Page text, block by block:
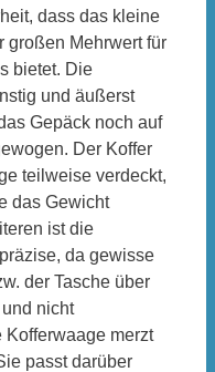
dass das kleine
großen Mehrwert für
bietet. Die
und äußerst
Gepäck noch auf
Der Koffer
teilweise verdeckt,
das Gewicht
ist die
da gewisse
der Tasche über
nicht
merzt
passt darüber